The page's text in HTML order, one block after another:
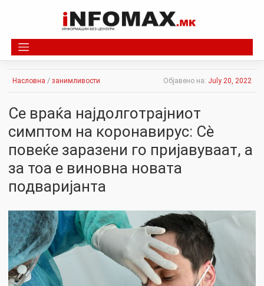
Насловна / занимливости Објавено на: July 20, 2022
Се враќа најдолготрајниот
симптом на коронавирус: Сè
повеќе заразени го пријавуваат, а
за тоа е виновна новата
подваријанта